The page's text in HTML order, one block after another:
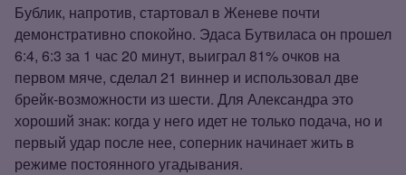
Бублик, напротив, стартовал в Женеве почти
демонстративно спокойно. Эдаса Бутвиласа он прошел
6:4, 6:3 за 1 час 20 минут, выиграл 81% очков на
первом мяче, сделал 21 виннер и использовал две
брейк‑возможности из шести. Для Александра это
хороший знак: когда у него идет не только подача, но и
первый удар после нее, соперник начинает жить в
режиме постоянного угадывания.